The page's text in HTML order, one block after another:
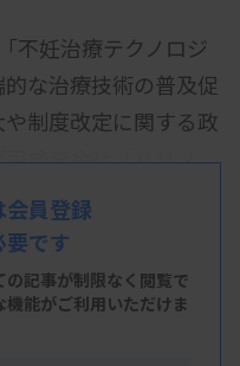
不妊治療テクノロジ
な治療技術の普及促
制度改定に関する政
検査会社「バリノ
（最高経営責任者）
し「患者の負担を減
られるようにした
員登録
要です
の記事が制限なく閲覧で
能がご利用いただけま